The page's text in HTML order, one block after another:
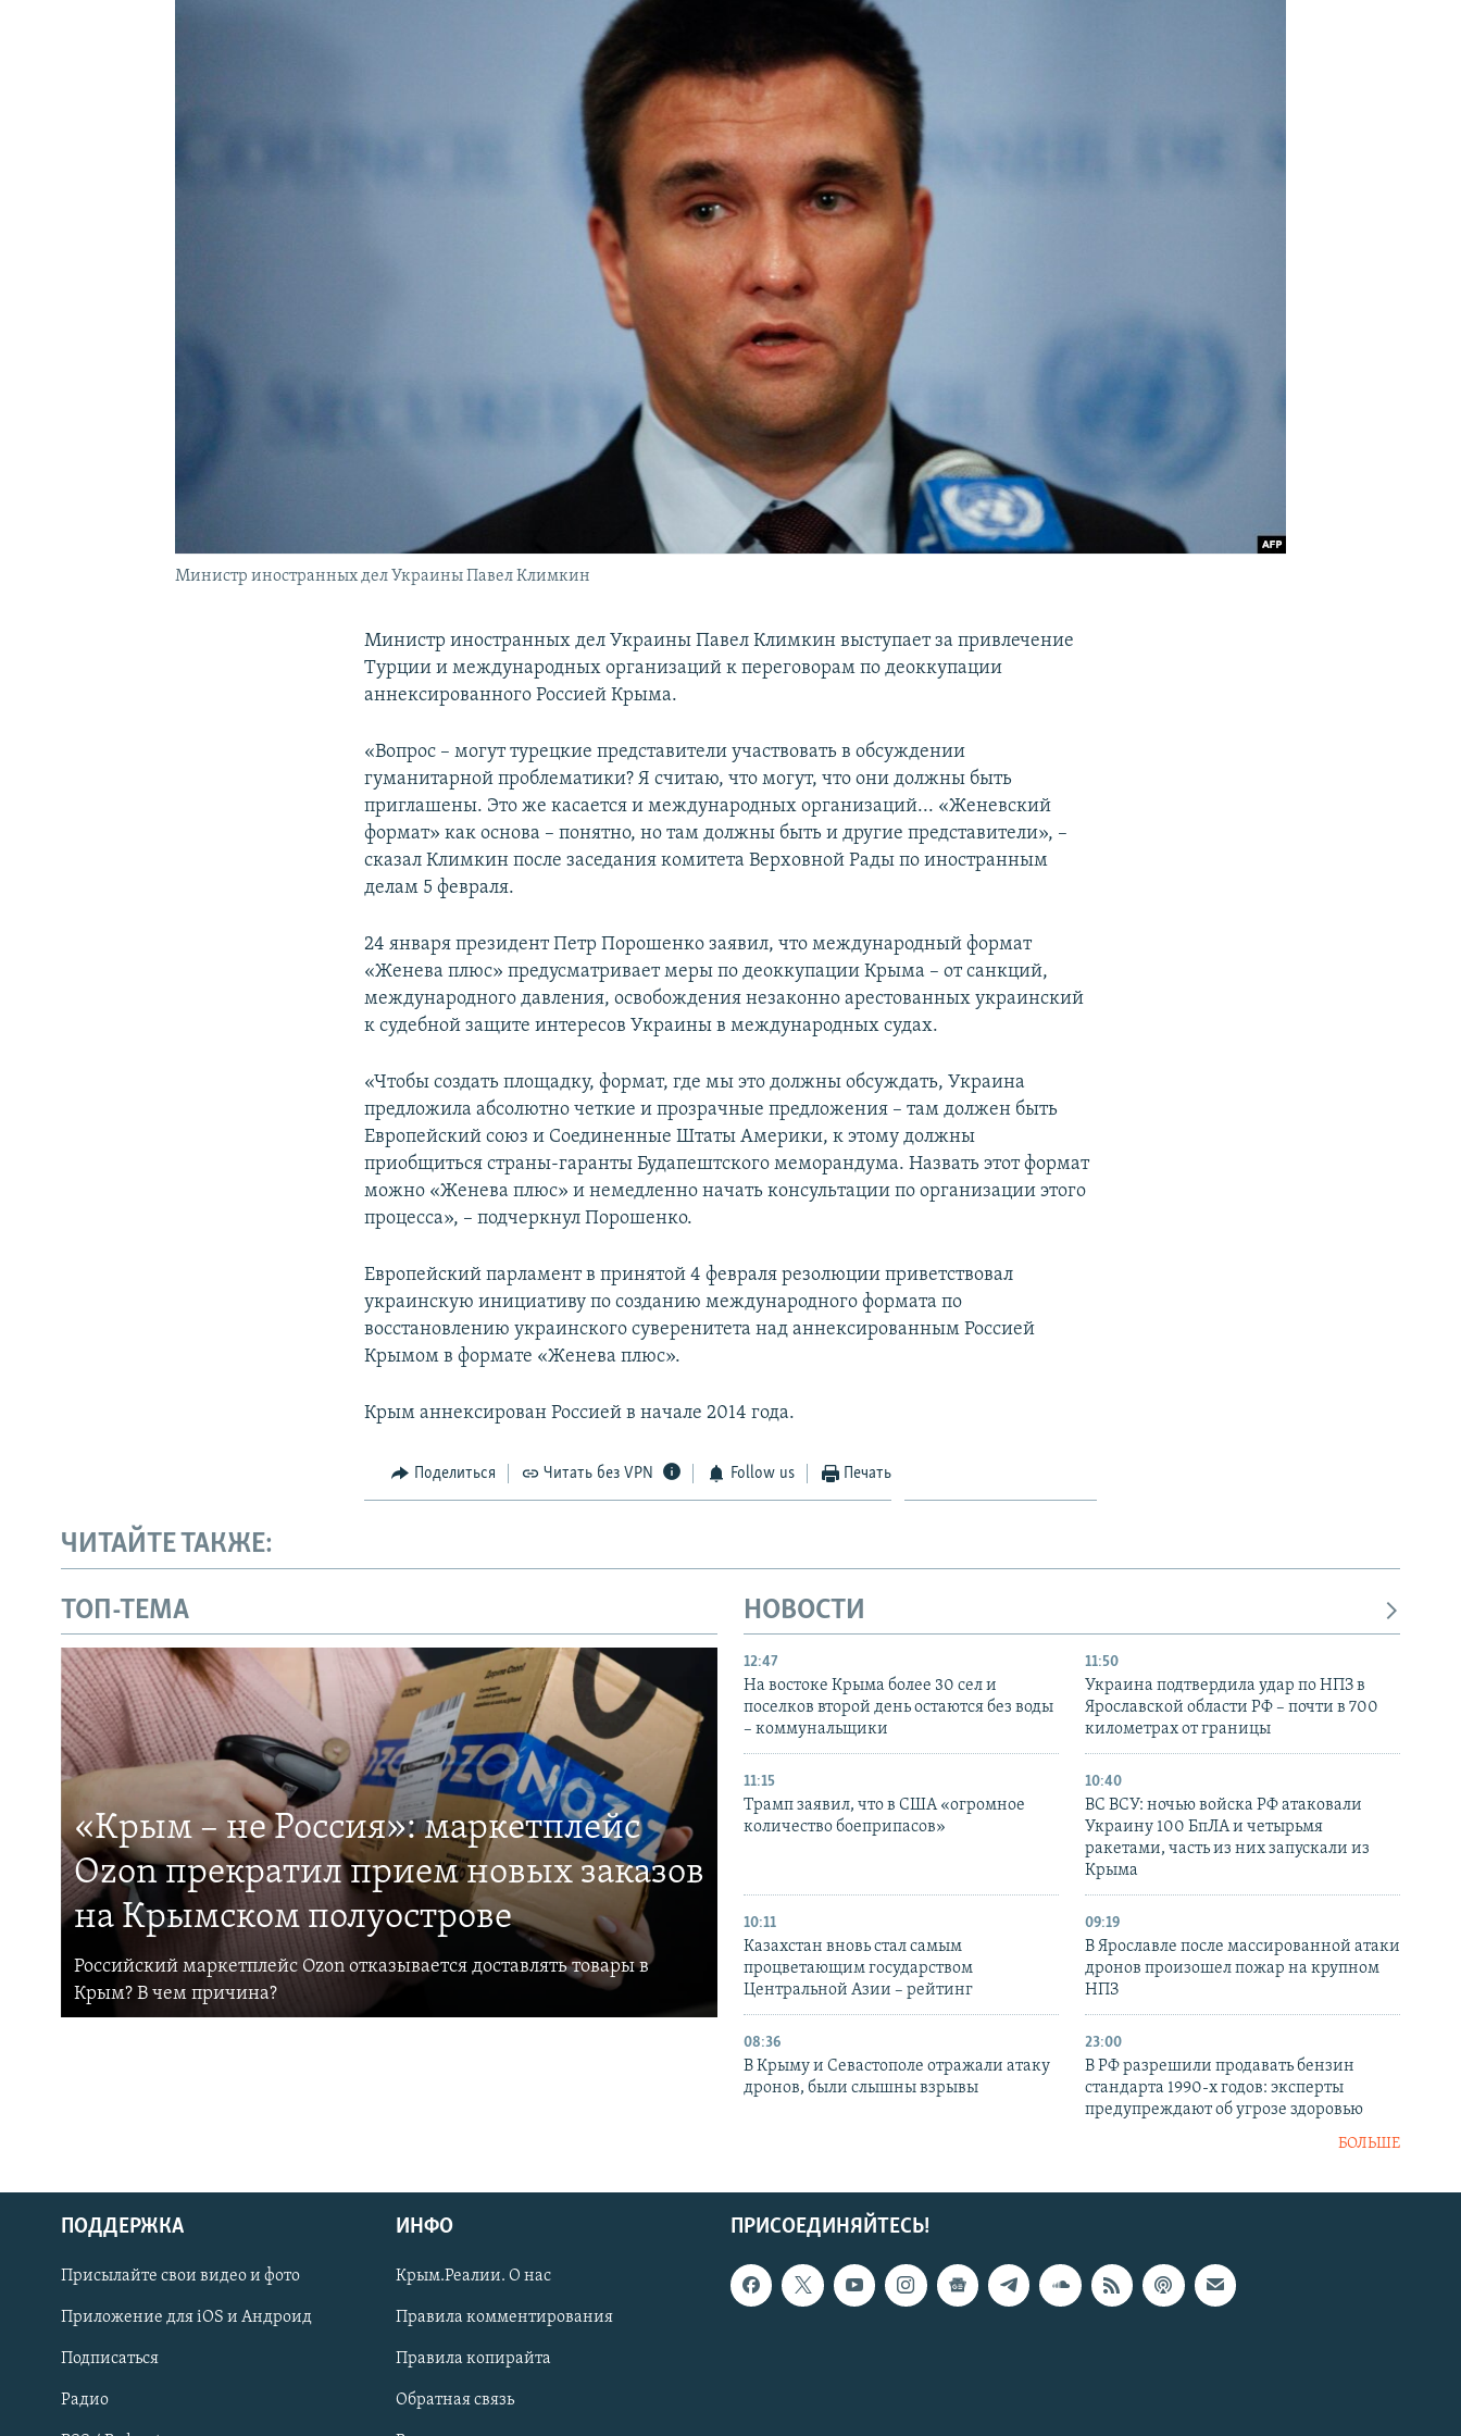
Українською
Qırımtatar
ПРИСОЕДИНЯЙТЕСЬ!
Министр иностранных дел Украины Павел Климкин
Министр иностранных дел Украины Павел Климкин выступает за привлечение
Турции и международных организаций к переговорам по деоккупации
аннексированного Россией Крыма.
«Вопрос – могут турецкие представители участвовать в обсуждении
гуманитарной проблематики? Я считаю, что могут, что они должны быть
приглашены. Это же касается и международных организаций... «Женевский
формат» как основа – понятно, но там должны быть и другие представители», –
сказал Климкин после заседания комитета Верховной Рады по иностранным
делам 5 февраля.
24 января президент Петр Порошенко заявил, что международный формат
«Женева плюс» предусматривает меры по деоккупации Крыма – от санкций,
международного давления, освобождения незаконно арестованных украинский
к судебной защите интересов Украины в международных судах.
«Чтобы создать площадку, формат, где мы это должны обсуждать, Украина
предложила абсолютно четкие и прозрачные предложения – там должен быть
Европейский союз и Соединенные Штаты Америки, к этому должны
приобщиться страны-гаранты Будапештского меморандума. Назвать этот формат
можно «Женева плюс» и немедленно начать консультации по организации этого
процесса», – подчеркнул Порошенко.
Европейский парламент в принятой 4 февраля резолюции приветствовал
украинскую инициативу по созданию международного формата по
восстановлению украинского суверенитета над аннексированным Россией
Крымом в формате «Женева плюс».
Крым аннексирован Россией в начале 2014 года.
Поделиться Читать без VPN Follow us Печать
ЧИТАЙТЕ ТАКЖЕ:
ТОП-ТЕМА
«Крым – не Россия»: маркетплейс
Ozon прекратил прием новых заказов
на Крымском полуострове
Российский маркетплейс Ozon отказывается доставлять товары в
Крым? В чем причина?
НОВОСТИ
12:47
На востоке Крыма более 30 сел и
поселков второй день остаются без воды
– коммунальщики
11:50
Украина подтвердила удар по НПЗ в
Ярославской области РФ – почти в 700
километрах от границы
11:15
Трамп заявил, что в США «огромное
количество боеприпасов»
10:40
ВС ВСУ: ночью войска РФ атаковали
Украину 100 БпЛА и четырьмя
ракетами, часть из них запускали из
Крыма
10:11
Казахстан вновь стал самым
процветающим государством
Центральной Азии – рейтинг
09:19
В Ярославле после массированной атаки
дронов произошел пожар на крупном
НПЗ
08:36
В Крыму и Севастополе отражали атаку
дронов, были слышны взрывы
23:00
В РФ разрешили продавать бензин
стандарта 1990-х годов: эксперты
предупреждают об угрозе здоровью
БОЛЬШЕ
ПРИСОЕДИНЯЙТЕСЬ!
ПОДДЕРЖКА
Присылайте свои видео и фото
Приложение для iOS и Андроид
Подписаться
Радио
ИНФО
Крым.Реалии. О нас
Правила комментирования
Правила копирайта
Обратная связь